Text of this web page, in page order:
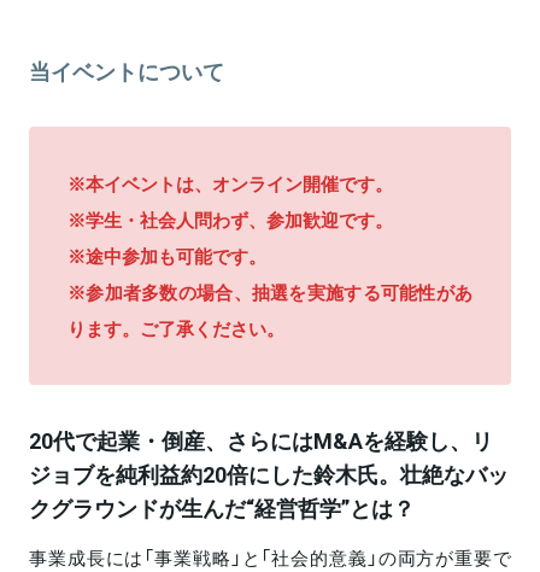
当イベントについて
※本イベントは、オンライン開催です。
※学生・社会人問わず、参加歓迎です。
※途中参加も可能です。
※参加者多数の場合、抽選を実施する可能性があ
ります。ご了承ください。
20代で起業・倒産、さらにはM&Aを経験し、リ
ジョブを純利益約20倍にした鈴木氏。壮絶なバッ
クグラウンドが生んだ“経営哲学”とは？
事業成長には「事業戦略」と「社会的意義」の両方が重要で